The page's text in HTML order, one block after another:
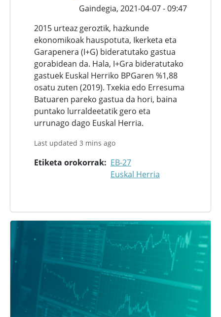
Gaindegia, 2021-04-07 - 09:47
2015 urteaz geroztik, hazkunde
ekonomikoak hauspotuta, Ikerketa eta
Garapenera (I+G) bideratutako gastua
gorabidean da. Hala, I+Gra bideratutako
gastuek Euskal Herriko BPGaren %1,88
osatu zuten (2019). Txekia edo Erresuma
Batuaren pareko gastua da hori, baina
puntako lurraldeetatik gero eta
urrunago dago Euskal Herria.
Last updated 3 mins ago
Etiketa orokorrak
EB-27
Euskal Herria